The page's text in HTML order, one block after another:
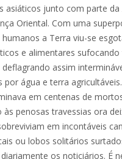
asiáticos junto com parte da
Oriental. Com uma
a Terra viu-se
e alimentares
deflagrando assim
por água e terra
em centenas de
às penosas travessias ora
em incontáveis
ou lobos solitários
os noticiários. É